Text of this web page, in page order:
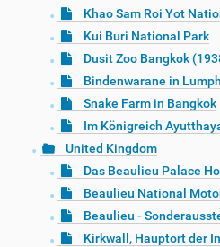
Khao Sam Roi Yot
Kui Buri National Park
Dusit Zoo Bangkok
Bindenwarane in
Snake Farm in Bangkok
Im Königreich
United Kingdom
Das Beaulieu Palace
Beaulieu National
Beaulieu -
Kirkwall, Hauptort der